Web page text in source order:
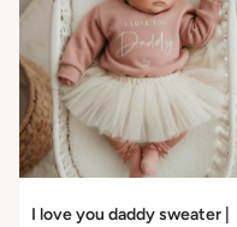
I love you daddy sweater |